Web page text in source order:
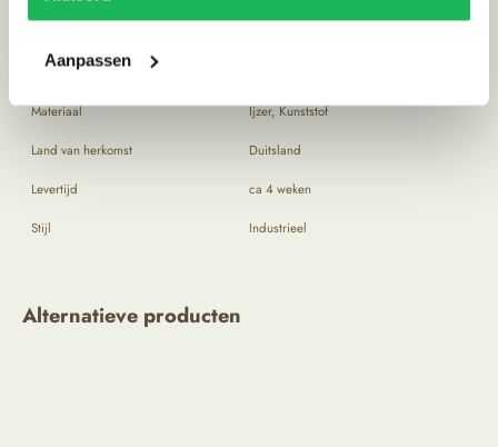
Aanpassen
Aantal fittingen
Materiaal Ijzer, Kunststof
Land van herkomst Duitsland
Levertijd ca 4 weken
Stijl Industrieel
Alternatieve producten